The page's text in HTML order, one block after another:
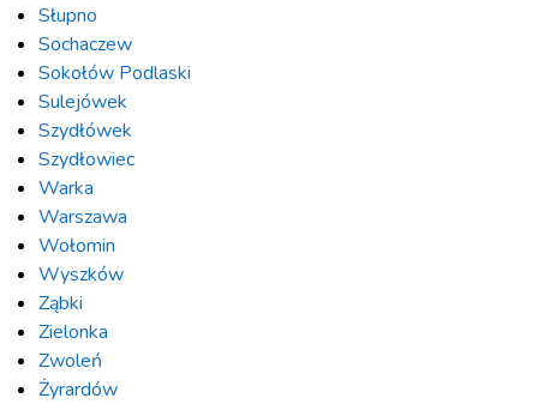
Słupno
Sochaczew
Sokołów Podlaski
Sulejówek
Szydłówek
Szydłowiec
Warka
Warszawa
Wołomin
Wyszków
Ząbki
Zielonka
Zwoleń
Żyrardów